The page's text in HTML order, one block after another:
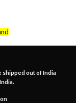
shipped out of India